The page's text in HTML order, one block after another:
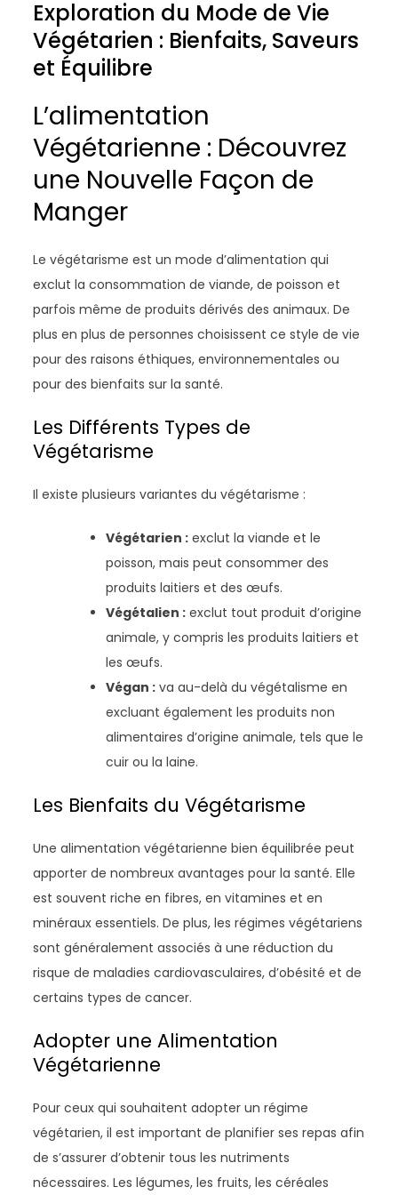
Exploration du Mode de Vie
Végétarien : Bienfaits, Saveurs
et Équilibre
L’alimentation
Végétarienne : Découvrez
une Nouvelle Façon de
Manger
Le végétarisme est un mode d’alimentation qui
exclut la consommation de viande, de poisson et
parfois même de produits dérivés des animaux. De
plus en plus de personnes choisissent ce style de vie
pour des raisons éthiques, environnementales ou
pour des bienfaits sur la santé.
Les Différents Types de
Végétarisme
Il existe plusieurs variantes du végétarisme :
Végétarien : exclut la viande et le
poisson, mais peut consommer des
produits laitiers et des œufs.
Végétalien : exclut tout produit d’origine
animale, y compris les produits laitiers et
les œufs.
Végan : va au-delà du végétalisme en
excluant également les produits non
alimentaires d’origine animale, tels que le
cuir ou la laine.
Les Bienfaits du Végétarisme
Une alimentation végétarienne bien équilibrée peut
apporter de nombreux avantages pour la santé. Elle
est souvent riche en fibres, en vitamines et en
minéraux essentiels. De plus, les régimes végétariens
sont généralement associés à une réduction du
risque de maladies cardiovasculaires, d’obésité et de
certains types de cancer.
Adopter une Alimentation
Végétarienne
Pour ceux qui souhaitent adopter un régime
végétarien, il est important de planifier ses repas afin
de s’assurer d’obtenir tous les nutriments
nécessaires. Les légumes, les fruits, les céréales